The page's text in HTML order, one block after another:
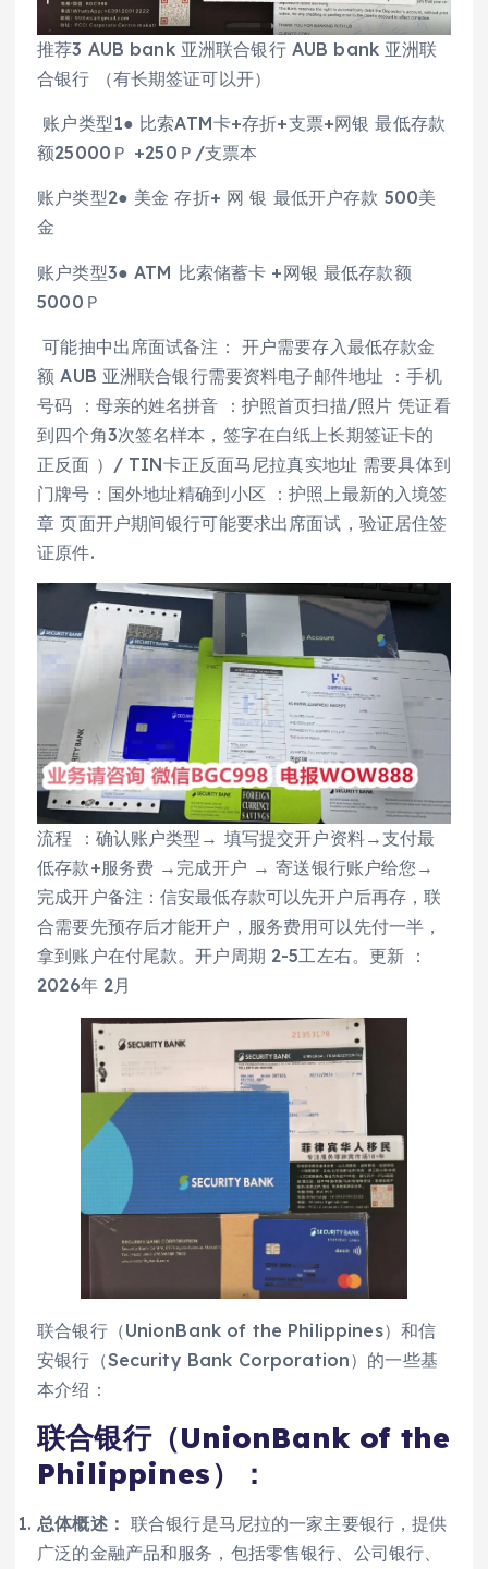
推荐3 AUB bank 亚洲联合银行 AUB bank 亚洲联
合银行 （有长期签证可以开）
账户类型1● 比索ATM卡+存折+支票+网银 最低存款
额25000Ｐ +250Ｐ/支票本
账户类型2● 美金 存折+ 网 银 最低开户存款 500美
金
账户类型3● ATM 比索储蓄卡 +网银 最低存款额
5000Ｐ
可能抽中出席面试备注： 开户需要存入最低存款金
额 AUB 亚洲联合银行需要资料电子邮件地址 ：手机
号码 ：母亲的姓名拼音 ：护照首页扫描/照片 凭证看
到四个角3次签名样本，签字在白纸上长期签证卡的
正反面 ）/ TIN卡正反面马尼拉真实地址 需要具体到
门牌号：国外地址精确到小区 ：护照上最新的入境签
章 页面开户期间银行可能要求出席面试，验证居住签
证原件.
流程 ：确认账户类型→ 填写提交开户资料→支付最
低存款+服务费 →完成开户 → 寄送银行账户给您→
完成开户备注：信安最低存款可以先开户后再存，联
合需要先预存后才能开户，服务费用可以先付一半，
拿到账户在付尾款。开户周期 2-5工左右。更新 ：
2026年 2月
联合银行（UnionBank of the Philippines）和信
安银行（Security Bank Corporation）的一些基
本介绍：
联合银行（UnionBank of the
Philippines）：
总体概述： 联合银行是马尼拉的一家主要银行，提供
广泛的金融产品和服务，包括零售银行、公司银行、